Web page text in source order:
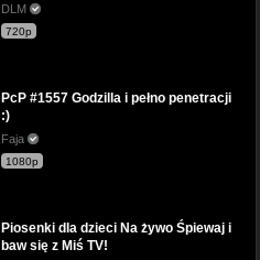
DLM
720p
PcP #1557 Godzilla i pełno penetracji
:)
Faja
1080p
Piosenki dla dzieci Na żywo Śpiewaj i
baw się z Miś TV!